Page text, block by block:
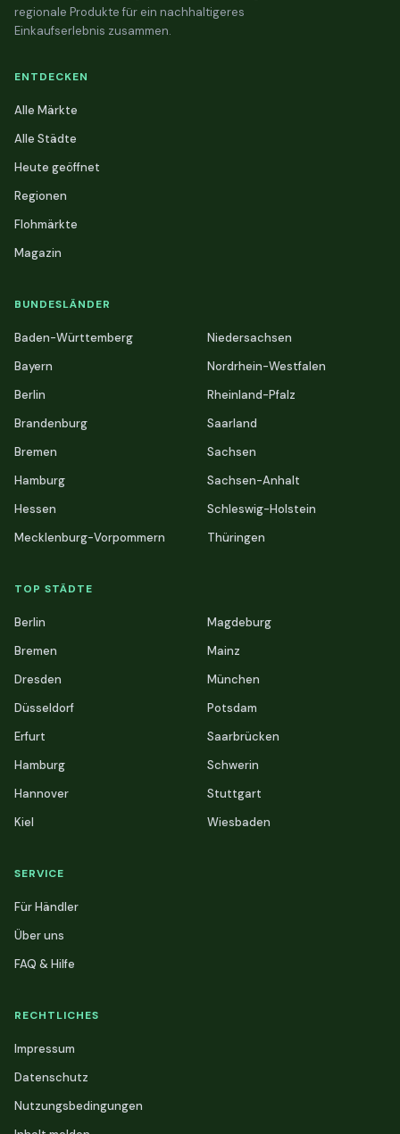
regionale Produkte für ein nachhaltigeres
Einkaufserlebnis zusammen.
ENTDECKEN
Alle Märkte
Alle Städte
Heute geöffnet
Regionen
Flohmärkte
Magazin
BUNDESLÄNDER
Baden-Württemberg
Bayern
Berlin
Brandenburg
Bremen
Hamburg
Hessen
Mecklenburg-Vorpommern
Niedersachsen
Nordrhein-Westfalen
Rheinland-Pfalz
Saarland
Sachsen
Sachsen-Anhalt
Schleswig-Holstein
Thüringen
TOP STÄDTE
Berlin
Bremen
Dresden
Düsseldorf
Erfurt
Hamburg
Hannover
Kiel
Magdeburg
Mainz
München
Potsdam
Saarbrücken
Schwerin
Stuttgart
Wiesbaden
SERVICE
Für Händler
Über uns
FAQ & Hilfe
RECHTLICHES
Impressum
Datenschutz
Nutzungsbedingungen